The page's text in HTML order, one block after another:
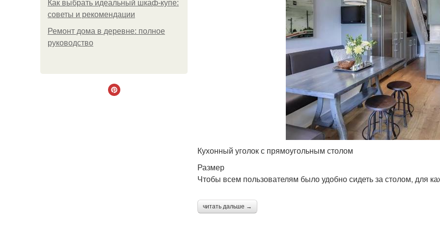
Как выбрать идеальный шкаф-купе:
советы и рекомендации
Ремонт дома в деревне: полное
руководство
Кухонный уголок с прямоугольным столом
Размер
Чтобы всем пользователям было удобно сидеть за столом, для
читать дальше →